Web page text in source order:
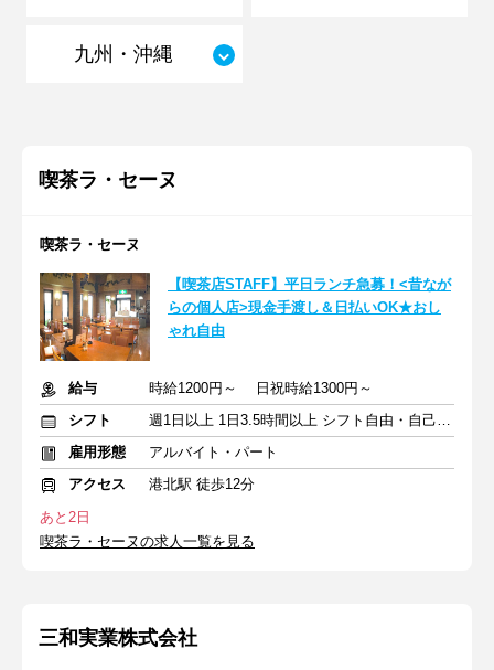
九州・沖縄
喫茶ラ・セーヌ
喫茶ラ・セーヌ
【喫茶店STAFF】平日ランチ急募！<昔なが
らの個人店>現金手渡し＆日払いOK★おし
ゃれ自由
給与
時給1200円～ 日祝時給1300円～
シフト
週1日以上 1日3.5時間以上 シフト自由・自己申告
雇用形態
アルバイト・パート
アクセス
港北駅 徒歩12分
あと2日
喫茶ラ・セーヌの求人一覧を見る
三和実業株式会社